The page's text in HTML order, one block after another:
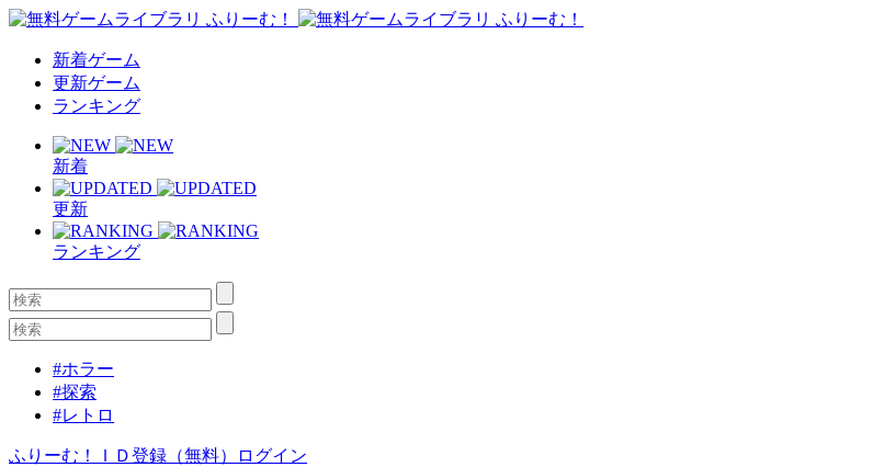
新着ゲーム
更新ゲーム
ランキング
新着
更新
ランキング
#ホラー
#探索
#レトロ
ふりーむ！ＩＤ登録（無料） ログイン